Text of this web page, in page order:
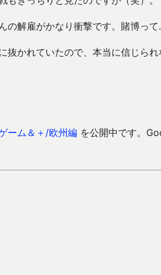
の解雇がかなり衝撃です。賭博っ
かれていたので、本当に信じられ
ーム＆＋/欧州編 を公開中です。